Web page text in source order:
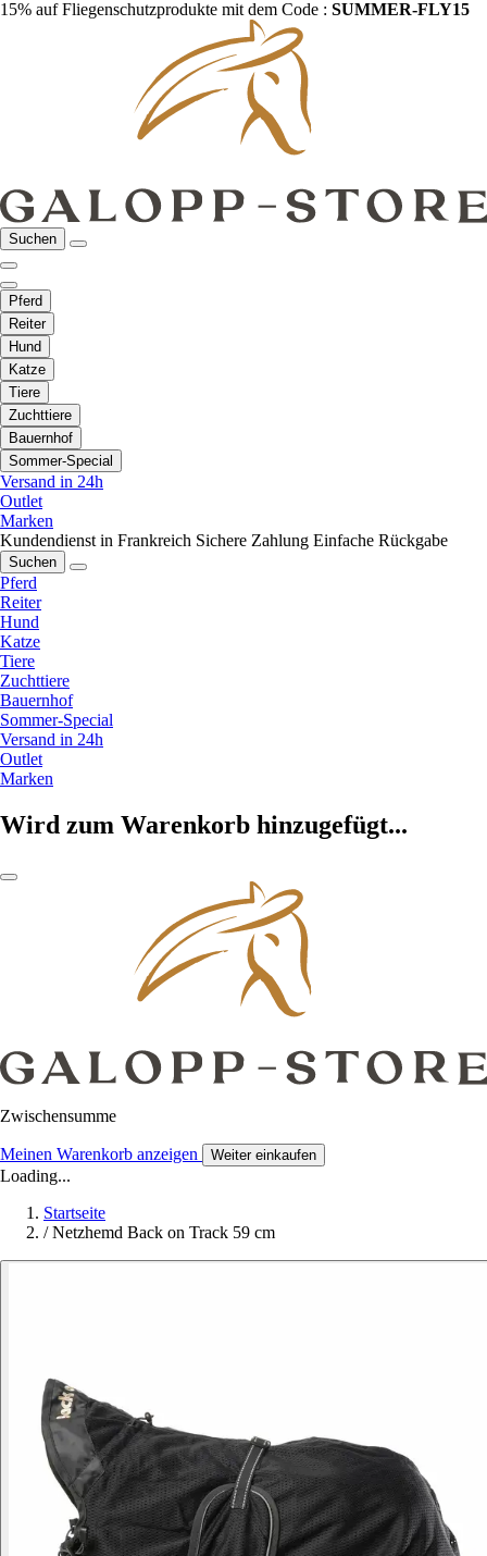
15% auf Fliegenschutzprodukte mit dem Code : SUMMER-FLY15
Suchen
Pferd
Reiter
Hund
Katze
Tiere
Zuchttiere
Bauernhof
Sommer-Special
Versand in 24h
Outlet
Marken
Kundendienst in Frankreich Sichere Zahlung Einfache Rückgabe
Suchen
Pferd
Reiter
Hund
Katze
Tiere
Zuchttiere
Bauernhof
Sommer-Special
Versand in 24h
Outlet
Marken
Wird zum Warenkorb hinzugefügt...
Zwischensumme
Meinen Warenkorb anzeigen Weiter einkaufen
Loading...
Startseite
/ Netzhemd Back on Track 59 cm